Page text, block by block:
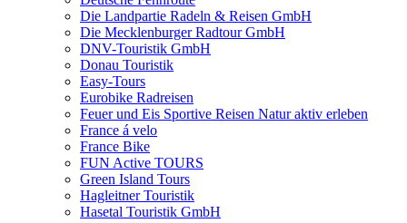
Die Landpartie Radeln & Reisen GmbH
Die Mecklenburger Radtour GmbH
DNV-Touristik GmbH
Donau Touristik
Easy-Tours
Eurobike Radreisen
Feuer und Eis Sportive Reisen Natur aktiv erleben
France á velo
France Bike
FUN Active TOURS
Green Island Tours
Hagleitner Touristik
Hasetal Touristik GmbH